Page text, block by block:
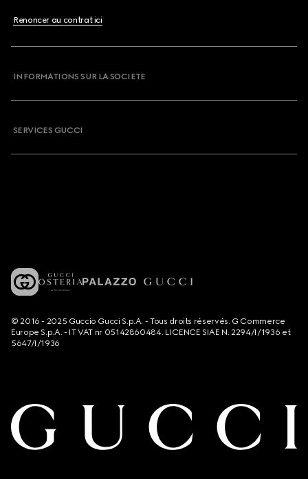
Renoncer au contrat ici
INFORMATIONS SUR LA SOCIETE
SERVICES GUCCI
© 2016 - 2025 Guccio Gucci S.p.A. - Tous droits réservés. G Commerce
Europe S.p.A. - IT VAT nr 05142860484. LICENCE SIAE N. 2294/I/1936 et
5647/I/1936